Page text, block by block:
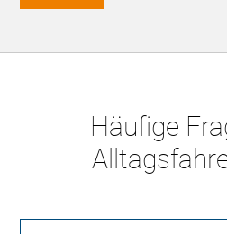
Häufige